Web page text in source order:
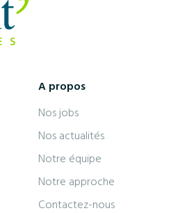
A propos
Nos jobs
Nos actualités
Notre équipe
Notre approche
Contactez-nous